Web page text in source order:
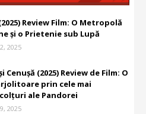
Review Film: O Metropolă
și o Prietenie sub Lupă
2025
Cenușă (2025) Review de Film: O
prin cele mai
ale Pandorei
2025